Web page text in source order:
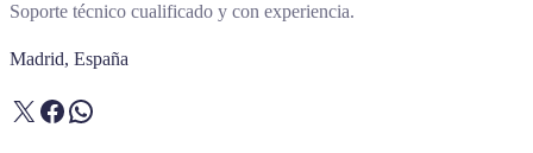
Soporte técnico cualificado y con experiencia.
Madrid, España
X Facebook
WhatsApp